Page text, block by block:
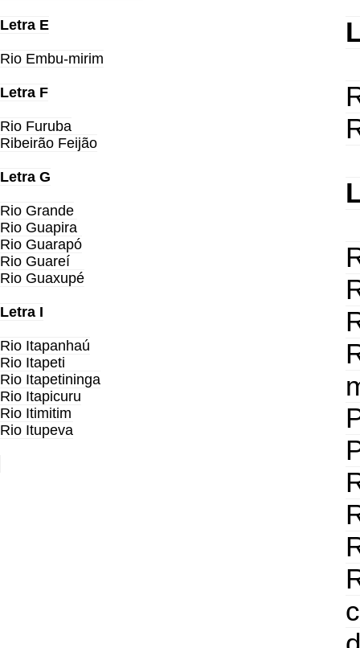
Letra E
Rio Embu-mirim
Letra F
Rio Furuba
Ribeirão Feijão
Letra G
Rio Grande
Rio Guapira
Rio Guarapó
Rio Guareí
Rio Guaxupé
Letra I
Rio Itapanhaú
Rio Itapeti
Rio Itapetininga
Rio Itapicuru
Rio Itimitim
Rio Itupeva